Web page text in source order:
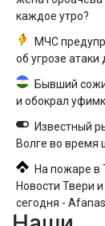
каждое утро?
МЧС
об угрозе атаки
Бывший
и обокрал
Известный
Волге во время
На пожаре в
Новости Твери
сегодня -
Новости Твери.